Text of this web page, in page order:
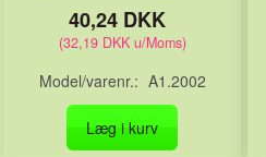
40,24 DKK
(32,19 DKKu/Moms)
Model/varenr.: A1.2002
Læg i kurv